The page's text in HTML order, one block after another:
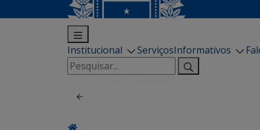
Institucional ServiçosInformativos
Pesquisar
por: